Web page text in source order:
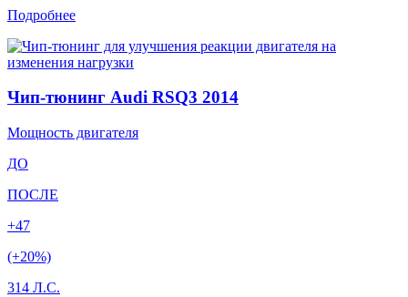
Подробнее
Чип-тюнинг Audi RSQ3 2014
Мощность двигателя
ДО
ПОСЛЕ
+47
(+20%)
314 Л.С.